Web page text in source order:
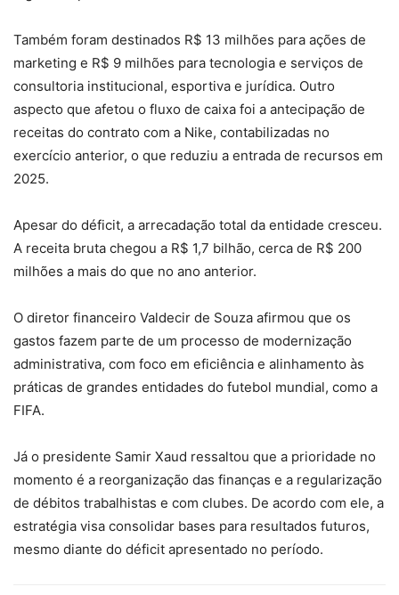
Também foram destinados R$ 13 milhões para ações de
marketing e R$ 9 milhões para tecnologia e serviços de
consultoria institucional, esportiva e jurídica. Outro
aspecto que afetou o fluxo de caixa foi a antecipação de
receitas do contrato com a Nike, contabilizadas no
exercício anterior, o que reduziu a entrada de recursos em
2025.
Apesar do déficit, a arrecadação total da entidade cresceu.
A receita bruta chegou a R$ 1,7 bilhão, cerca de R$ 200
milhões a mais do que no ano anterior.
O diretor financeiro Valdecir de Souza afirmou que os
gastos fazem parte de um processo de modernização
administrativa, com foco em eficiência e alinhamento às
práticas de grandes entidades do futebol mundial, como a
FIFA.
Já o presidente Samir Xaud ressaltou que a prioridade no
momento é a reorganização das finanças e a regularização
de débitos trabalhistas e com clubes. De acordo com ele, a
estratégia visa consolidar bases para resultados futuros,
mesmo diante do déficit apresentado no período.